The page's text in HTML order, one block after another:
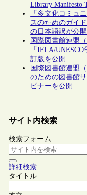
Library Manifesto
「多文化コミュ
スのためのガイ
の日本語訳が公開
国際図書館連盟
「IFLA/
訂版を公開
国際図書館連盟
のための図書館
ビナーを公開
サイト内検索
検索フォーム
詳細検索
タイトル